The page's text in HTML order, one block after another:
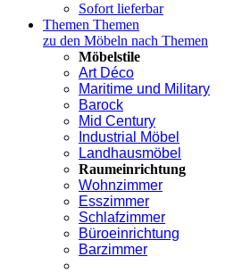
Sofort lieferbar
Themen Themen
zu den Möbeln nach Themen
Möbelstile
Art Déco
Maritime und Military
Barock
Mid Century
Industrial Möbel
Landhausmöbel
Raumeinrichtung
Wohnzimmer
Esszimmer
Schlafzimmer
Büroeinrichtung
Barzimmer